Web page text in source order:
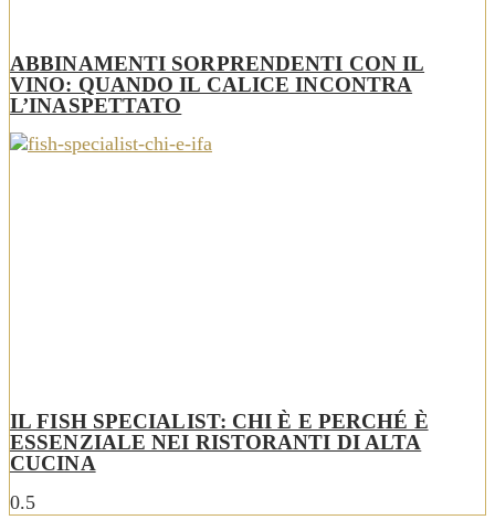
ABBINAMENTI SORPRENDENTI CON IL
VINO: QUANDO IL CALICE INCONTRA
L’INASPETTATO
IL FISH SPECIALIST: CHI È E PERCHÉ È
ESSENZIALE NEI RISTORANTI DI ALTA
CUCINA